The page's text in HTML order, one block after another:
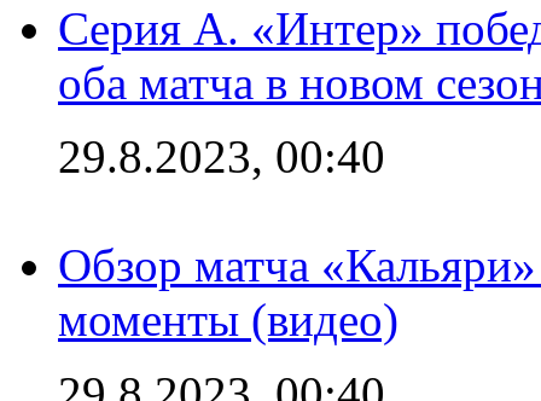
Серия А. «Интер»
оба матча в новом
29.8.2023, 00:40
Обзор матча
моменты (видео)